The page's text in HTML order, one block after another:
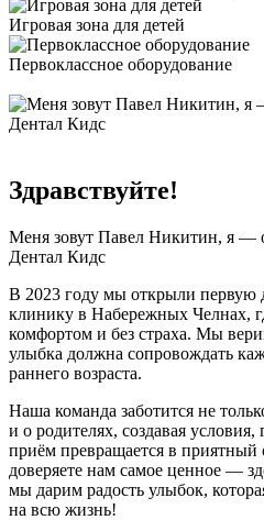
Игровая зона для детей
Первоклассное оборудование
Здравствуйте!
Меня зовут Павел Никитин, я —
Дентал Кидс
В 2023 году мы открыли первую
клинику в Набережных Челнах,
комфортом и без страха. Мы
улыбка должна сопровождать
раннего возраста.
Наша команда заботится не
и о родителях, создавая условия,
приём превращается в
доверяете нам самое ценное —
мы дарим радость улыбок,
на всю жизнь!